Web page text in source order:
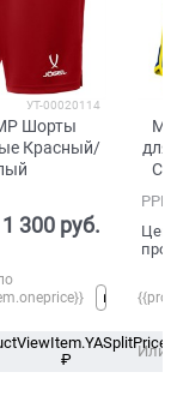
УТ-00020114
Шорты
Красный/
1 300 руб.
₽
Или